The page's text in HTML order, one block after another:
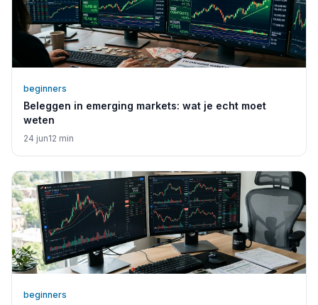
beginners
Beleggen in emerging markets: wat je echt moet
weten
24 jun12 min
beginners